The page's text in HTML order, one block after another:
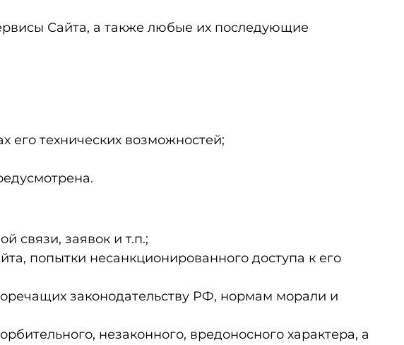
Сайта, а также любые их последующие
его технических возможностей;
связи, заявок и т.п.;
попытки несанкционированного доступа к его
законодательству РФ, нормам морали и
незаконного, вредоносного характера, а